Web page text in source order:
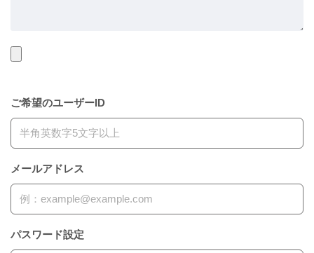
ご希望のユーザーID
メールアドレス
パスワード設定